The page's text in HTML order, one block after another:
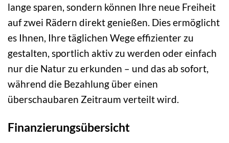
lange sparen, sondern können Ihre neue Freiheit
auf zwei Rädern direkt genießen. Dies ermöglicht
es Ihnen, Ihre täglichen Wege effizienter zu
gestalten, sportlich aktiv zu werden oder einfach
nur die Natur zu erkunden – und das ab sofort,
während die Bezahlung über einen
überschaubaren Zeitraum verteilt wird.
Finanzierungsübersicht